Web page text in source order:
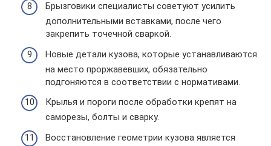
Брызговики специалисты советуют усилить
дополнительными вставками, после чего
закрепить точечной сваркой.
Новые детали кузова, которые устанавливаются
на место проржавевших, обязательно
подгоняются в соответствии с нормативами.
Крылья и пороги после обработки крепят на
саморезы, болты и сварку.
Восстановление геометрии кузова является